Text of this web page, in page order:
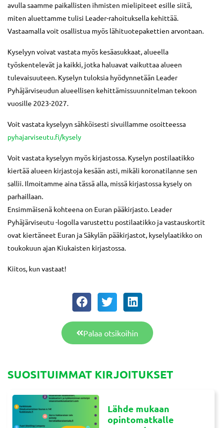
avulla saamme paikallisten ihmisten mielipiteet esille siitä,
miten aluettamme tulisi Leader-rahoituksella kehittää.
Vastaamalla voit osallistua myös lähituotepakettien arvontaan.
Kyselyyn voivat vastata myös kesäasukkaat, alueella
työskentelevät ja kaikki, jotka haluavat vaikuttaa alueen
tulevaisuuteen. Kyselyn tuloksia hyödynnetään Leader
Pyhäjärviseudun alueellisen kehittämissuunnitelman tekoon
vuosille 2023-2027.
Voit vastata kyselyyn sähköisesti sivuillamme osoitteessa
pyhajarviseutu.fi/kysely
Voit vastata kyselyyn myös kirjastossa. Kyselyn postilaatikko
kiertää alueen kirjastoja kesään asti, mikäli koronatilanne sen
sallii. Ilmoitamme aina tässä alla, missä kirjastossa kysely on
parhaillaan.
Ensimmäisenä kohteena on Euran pääkirjasto. Leader
Pyhäjärviseutu -logolla varustettu postilaatikko ja vastauskortit
ovat kiertäneet Euran ja Säkylän pääkirjastot, kyselylaatikko on
toukokuun ajan Kiukaisten kirjastossa.
Kiitos, kun vastaat!
Palaa otsikoihin
SUOSITUIMMAT KIRJOITUKSET
Lähde mukaan
opintomatkalle